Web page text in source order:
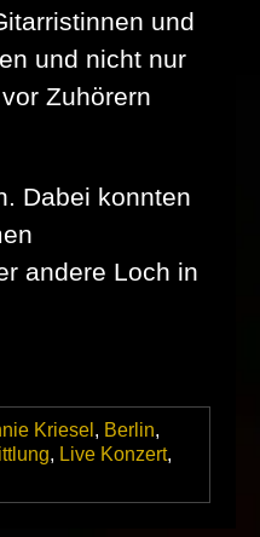
und
und nicht nur
Zuhörern
Dabei konnten
andere Loch in
Kriesel , Berlin,
, Live Konzert,